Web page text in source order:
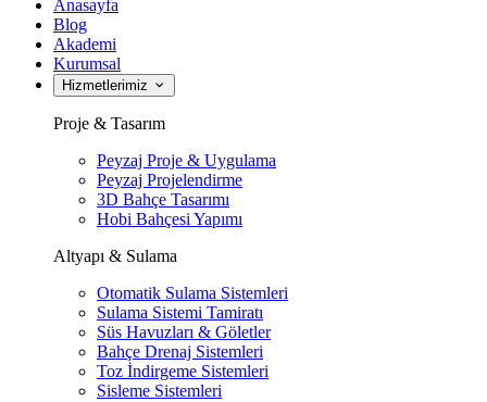
Anasayfa
Blog
Akademi
Kurumsal
Hizmetlerimiz
Proje & Tasarım
Peyzaj Proje & Uygulama
Peyzaj Projelendirme
3D Bahçe Tasarımı
Hobi Bahçesi Yapımı
Altyapı & Sulama
Otomatik Sulama Sistemleri
Sulama Sistemi Tamiratı
Süs Havuzları & Göletler
Bahçe Drenaj Sistemleri
Toz İndirgeme Sistemleri
Sisleme Sistemleri